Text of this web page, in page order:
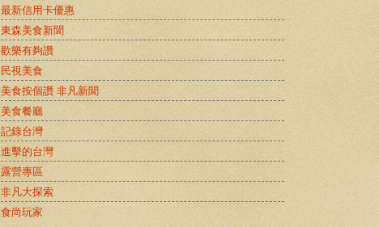
最新信用卡優惠
東森美食新聞
歡樂有夠讚
民視美食
美食按個讚 非凡新聞
美食餐廳
記錄台灣
進擊的台灣
露營專區
非凡大探索
食尚玩家